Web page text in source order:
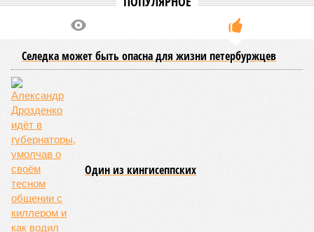
врачи завершили
оперативное
Бэтмена»
Версия //
Названы главные мифы на тему летнего отключения
горячей воды в Петербурге
Домыслы и реальность